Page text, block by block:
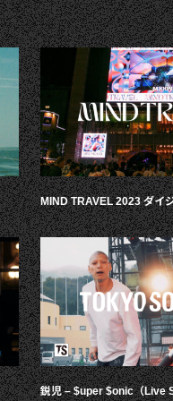
MIND TRAVEL 2023 ダイ
鋭児 – $uper $onic（Live